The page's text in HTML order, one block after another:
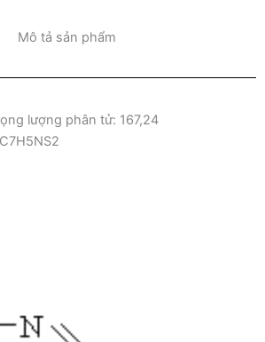
Mô tả sản phẩm
lượng phân tử: 167,24